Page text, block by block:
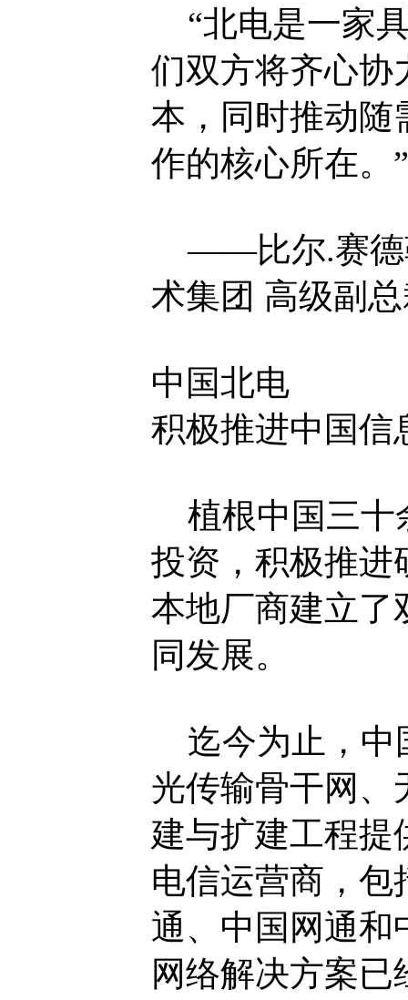
“北电是一家
们双方将齐心协
本，同时推动随
作的核心所在。”
——比尔.赛德
术集团 高级副
中国北电
积极推进中国信
植根中国三十
投资，积极推进
本地厂商建立了
同发展。
迄今为止，中
光传输骨干网、
建与扩建工程提
电信运营商，包
通、中国网通和
网络解决方案